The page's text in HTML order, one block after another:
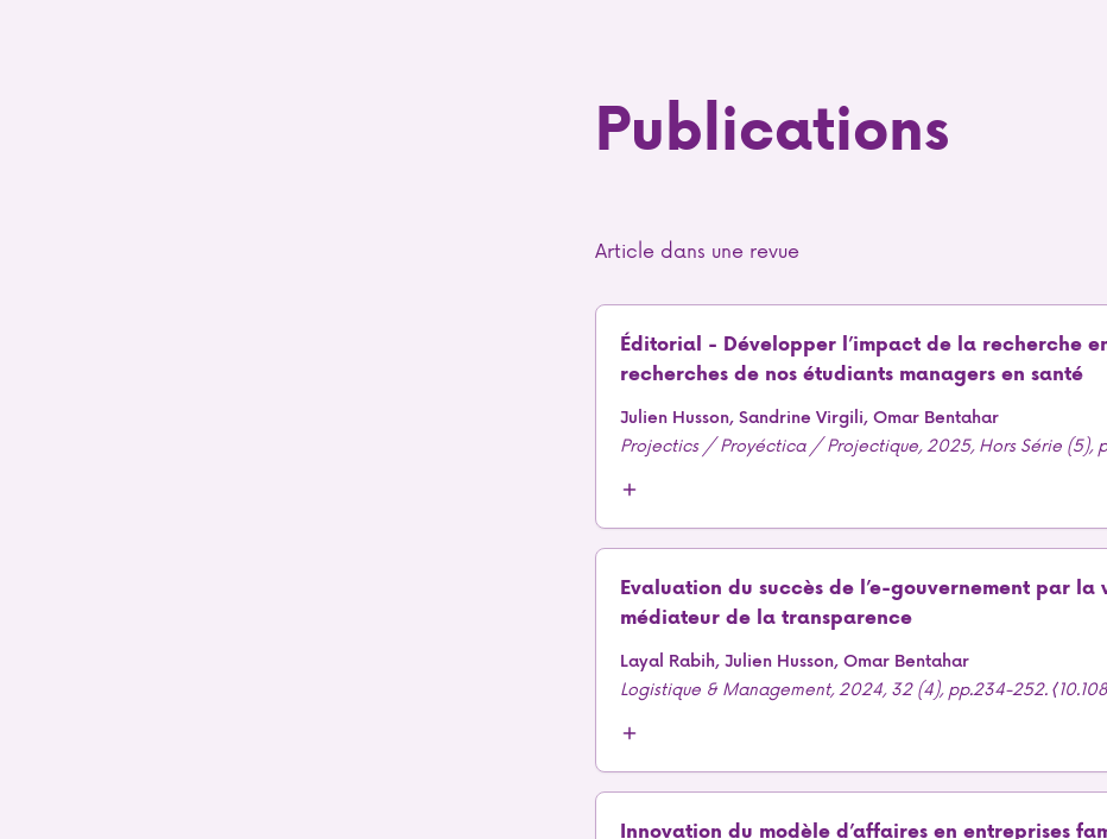
Publications
Article dans une revue
Éditorial - Développer l’impact de la recherche
recherches de nos étudiants managers en santé
Julien Husson, Sandrine Virgili, Omar Bentahar
Projectics / Proyéctica / Projectique, 2025, Hors Série (5),
Evaluation du succès de l’e-gouvernement par
médiateur de la transparence
Layal Rabih, Julien Husson, Omar Bentahar
Logistique & Management, 2024, 32 (4), pp.234-252.
Innovation du modèle d’affaires en entreprises